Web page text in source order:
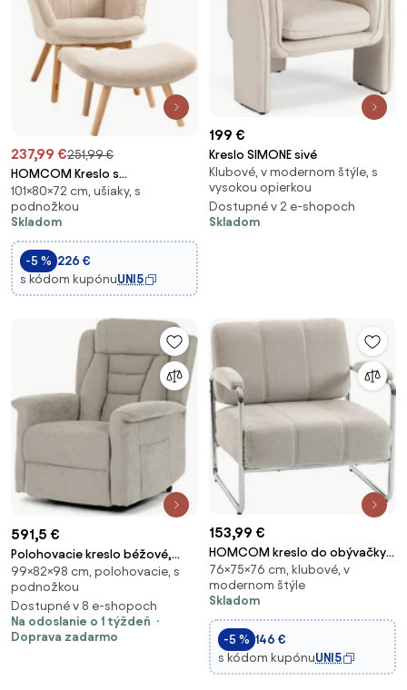
237,99 €251,99 €
HOMCOM Kreslo s
Ottománom, Kreslo s Vysokým
Operadlom, Drevené Nohy,
Lounge Kreslo s Prešívaným
Dizajnom, Velvet vzhľad, pre
Obývaciu Izbu, Béžová | A
101×80×72 cm, ušiaky, s
podnožkou
Skladom
-5 % 226 €
s kódom kupónuUNI5
199 €
Kreslo SIMONE sivé
Klubové, v modernom štýle, s
vysokou opierkou
Dostupné v 2 e-shopoch
Skladom
591,5 €
Polohovacie kreslo béžové,
elektrické TV-7072 LAN2
99×82×98 cm, polohovacie, s
podnožkou
Dostupné v 8 e-shopoch
Na odoslanie o 1 týždeň
Doprava zadarmo
153,99 €
HOMCOM kreslo do obývačky s
hrubým polstrovaním, široké
sedadlo, dvojité prešívanie —
mäkký chenille, jednoduchá
montáž, oceľový rám —
béžové | Aosom
76×75×76 cm, klubové, v
modernom štýle
Skladom
-5 % 146 €
s kódom kupónuUNI5